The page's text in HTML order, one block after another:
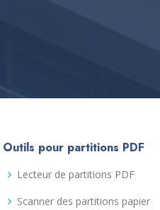
Outils pour partitions PDF
Lecteur de partitions PDF
Scanner des partitions papier